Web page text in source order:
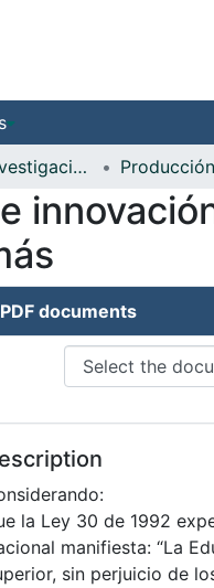
Dirección de Investigación e Innovación
PDF documents
la Ley 30 de 1992
manifiesta: “La
sin perjuicio de